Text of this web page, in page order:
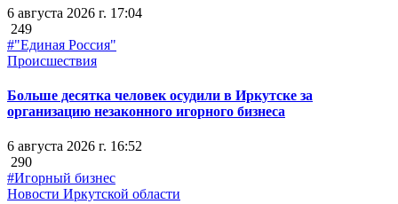
6 августа 2026 г. 17:04
249
#"Единая Россия"
Происшествия
Больше десятка человек осудили в Иркутске за
организацию незаконного игорного бизнеса
6 августа 2026 г. 16:52
290
#Игорный бизнес
Новости Иркутской области